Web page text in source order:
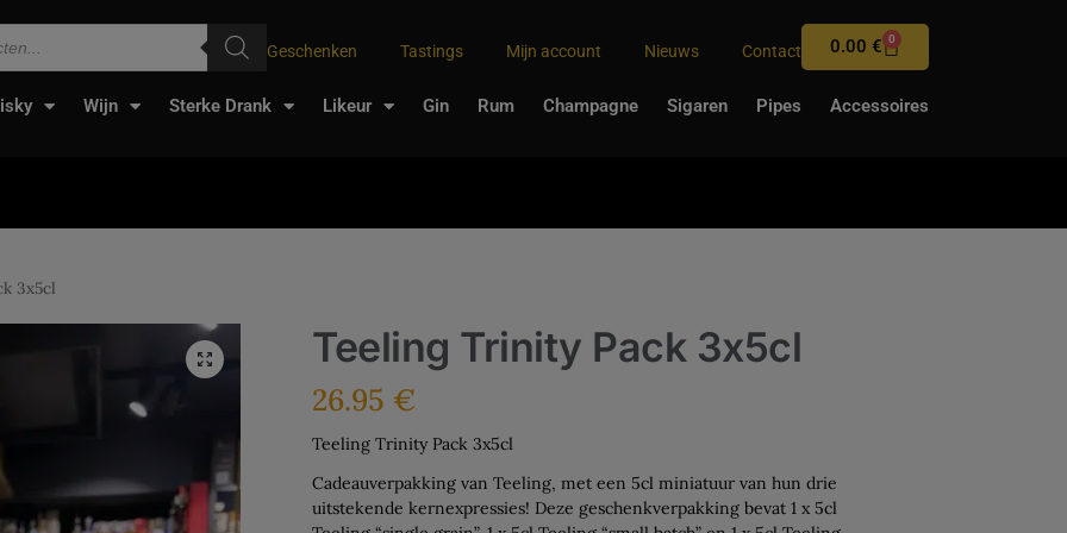
Geschenken Tastings Mijn account Nieuws Contact 0.00€ 0
Wijn Sterke Drank Likeur Gin Rum Champagne Sigaren Pipes Accessoires
3x5cl
Teeling Trinity Pack 3x5cl
26.95 €
Teeling Trinity Pack 3x5cl
Cadeauverpakking van Teeling, met een 5cl miniatuur van hun drie
uitstekende kernexpressies! Deze geschenkverpakking bevat 1 x 5cl